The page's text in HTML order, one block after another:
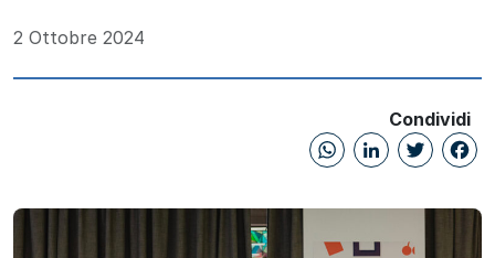
2 Ottobre 2024
Condividi